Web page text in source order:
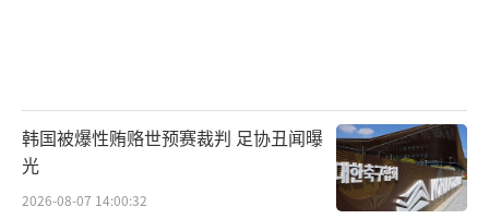
韩国被爆性贿赂世预赛裁判 足协丑闻曝
光
2026-08-07 14:00:32